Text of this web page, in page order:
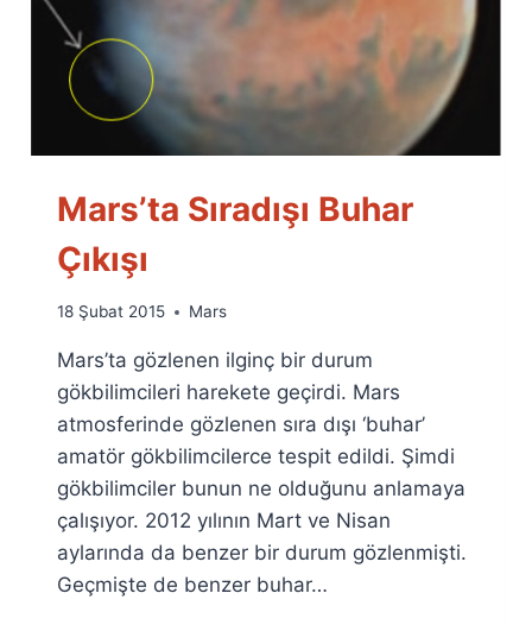
Mars’ta Sıradışı Buhar
Çıkışı
By
Fuat
Özyar
18 Şubat 2015 Mars
Mars’ta gözlenen ilginç bir durum
gökbilimcileri harekete geçirdi. Mars
atmosferinde gözlenen sıra dışı ‘buhar’
amatör gökbilimcilerce tespit edildi. Şimdi
gökbilimciler bunun ne olduğunu anlamaya
çalışıyor. 2012 yılının Mart ve Nisan
aylarında da benzer bir durum gözlenmişti.
Geçmişte de benzer buhar…